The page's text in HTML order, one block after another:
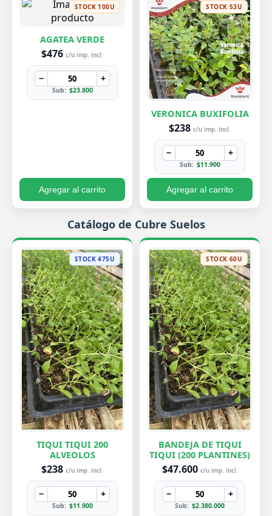
STOCK 100U
AGATEA VERDE
$476 c/u imp. incl.
− +
Sub: $23.800
Agregar al carrito
STOCK 53U
VERONICA BUXIFOLIA
$238 c/u imp. incl.
− +
Sub: $11.900
Agregar al carrito
Catálogo de Cubre Suelos
STOCK 475U
TIQUI TIQUI 200
ALVEOLOS
$238 c/u imp. incl.
− +
Sub: $11.900
STOCK 60U
BANDEJA DE TIQUI
TIQUI (200 PLANTINES)
$47.600 c/u imp. incl.
− +
Sub: $2.380.000